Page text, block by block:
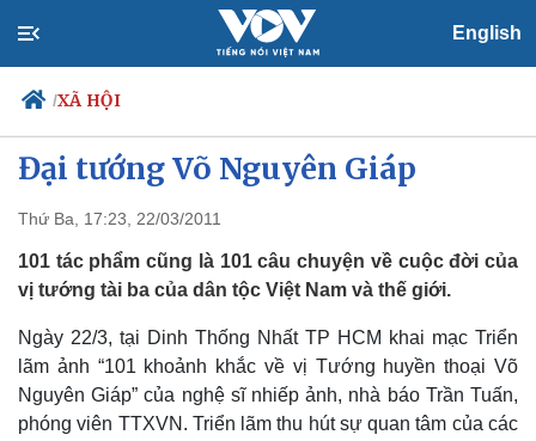
English
/XÃ HỘI
Chính trị
Đảng
Tổ chức nhân sự
Nhận diện sự thật
Tin 24h
Dự báo thời tiết
Dấu ấn VOV
Việc làm
Biển đảo
Đại tướng Võ Nguyên Giáp
Thứ Ba, 17:23, 22/03/2011
101 tác phẩm cũng là 101 câu chuyện về cuộc đời của
vị tướng tài ba của dân tộc Việt Nam và thế giới.
Ngày 22/3, tại Dinh Thống Nhất TP HCM khai mạc Triển
lãm ảnh “101 khoảnh khắc về vị Tướng huyền thoại Võ
Nguyên Giáp” của nghệ sĩ nhiếp ảnh, nhà báo Trần Tuấn,
phóng viên TTXVN. Triển lãm thu hút sự quan tâm của các